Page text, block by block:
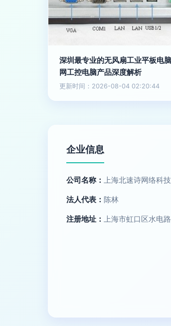
深圳最专业的无风扇工业平板电
网工控电脑产品深度解析
更新时间：2026-08-04 02:20:44
企业信息
公司名称： 上海北速诗网络科
法人代表： 陈林
注册地址： 上海市虹口区水电